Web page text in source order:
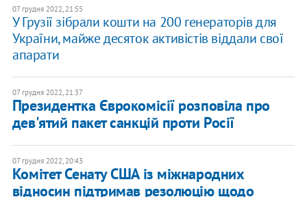
07 грудня 2022, 21:55
У Грузії зібрали кошти на 200 генераторів для
України, майже десяток активістів віддали свої
апарати
07 грудня 2022, 21:37
Президентка Єврокомісії розповіла про
дев'ятий пакет санкцій проти Росії
07 грудня 2022, 20:43
Комітет Сенату США із міжнародних
відносин підтримав резолюцію щодо